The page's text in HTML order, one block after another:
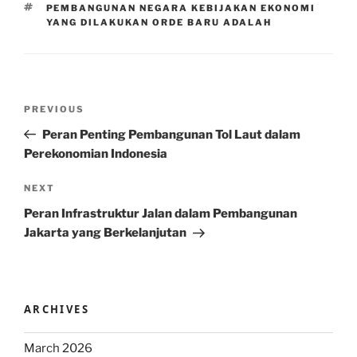
TAGS
PEMBANGUNAN NEGARA KEBIJAKAN EKONOMI
YANG DILAKUKAN ORDE BARU ADALAH
Previous
Post
PREVIOUS
Peran Penting Pembangunan Tol Laut dalam
Perekonomian Indonesia
Next
Post
NEXT
Peran Infrastruktur Jalan dalam Pembangunan
Jakarta yang Berkelanjutan
ARCHIVES
March 2026